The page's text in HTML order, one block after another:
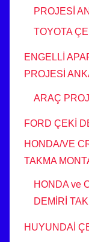
PROJESİ
TOYOTA
ENGELLİ
PROJESİ
ARAÇ
FORD ÇEKİ
HONDA/VE
TAKMA
HONDA ve
DEMİRİ
HUYUNDAİ